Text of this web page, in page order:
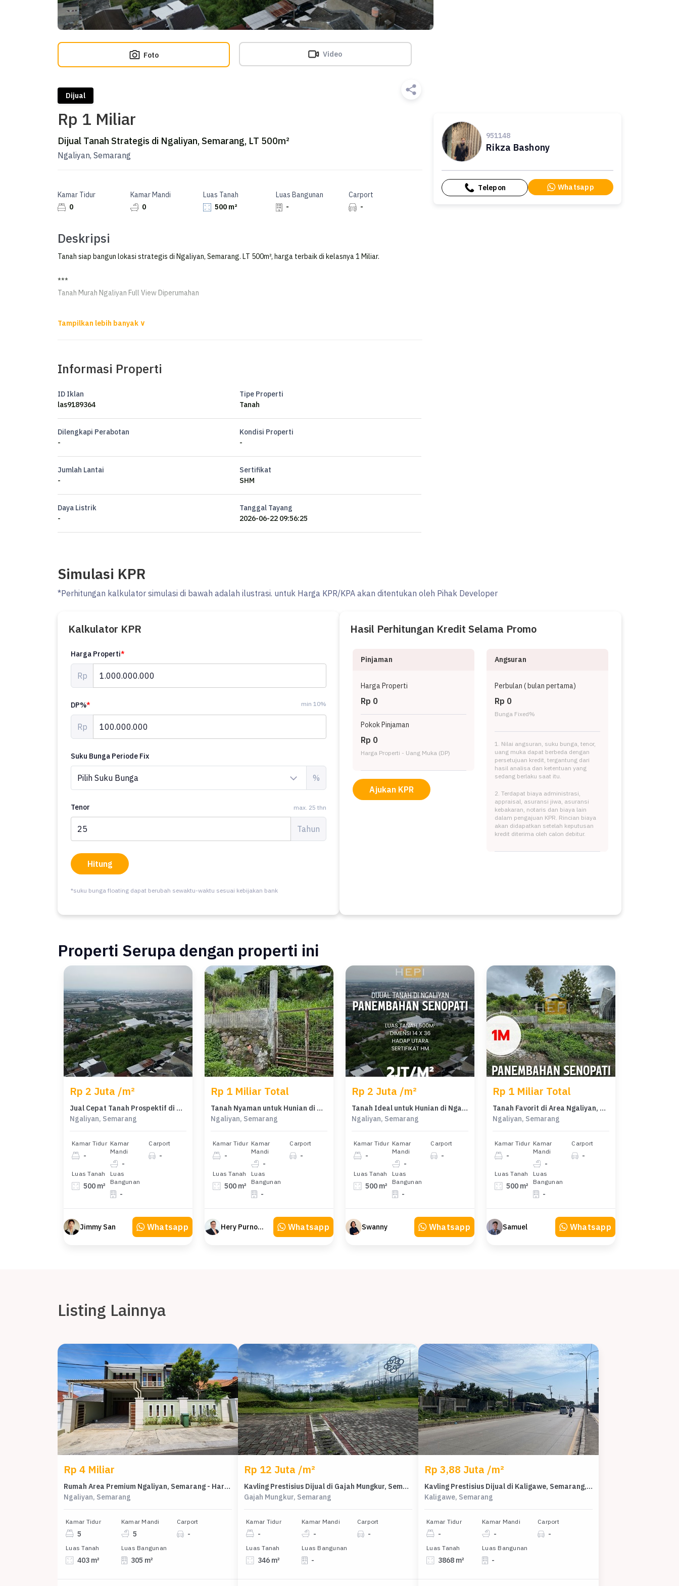
Foto Video
Dijual
Rp 1 Miliar
Dijual Tanah Strategis di Ngaliyan, Semarang, LT 500m²
Ngaliyan, Semarang
Kamar Tidur
0
Kamar Mandi
0
Luas Tanah
500 m²
Luas Bangunan
-
Carport
-
Deskripsi
Tanah siap bangun lokasi strategis di Ngaliyan, Semarang. LT 500m², harga terbaik di kelasnya 1 Miliar.
***
Tanah Murah Ngaliyan Full View Diperumahan
Luas tanah 500m2
SHM
Full View Kota Semarang
Njop 2,8Milyar dijual 1Milyar saja (2 juta/m)
Jayen property
Informasi Properti
ID Iklan
las9189364
Tipe Properti
Tanah
Dilengkapi Perabotan
-
Kondisi Properti
-
Jumlah Lantai
-
Sertifikat
SHM
Daya Listrik
-
Tanggal Tayang
2026-06-22 09:56:25
951148
Rikza Bashony
Telepon Whatsapp
Simulasi KPR
*Perhitungan kalkulator simulasi di bawah adalah ilustrasi. untuk Harga KPR/KPA akan ditentukan oleh Pihak Developer
Kalkulator KPR
Harga Properti*
Rp
DP%* min 10%
Rp
Suku Bunga Periode Fix
%
Tenor max. 25 thn
Tahun
Hitung
*suku bunga floating dapat berubah sewaktu-waktu sesuai kebijakan bank
Hasil Perhitungan Kredit Selama Promo
Pinjaman
Harga Properti
Rp 0
Pokok Pinjaman
Rp 0
Harga Properti - Uang Muka (DP)
Ajukan KPR
Angsuran
Perbulan (bulan pertama)
Rp 0
Bunga Fixed%
1. Nilai angsuran, suku bunga, tenor,
uang muka dapat berbeda dengan
persetujuan kredit, tergantung dari
hasil analisa dan ketentuan yang
sedang berlaku saat itu.
2. Terdapat biaya administrasi,
appraisal, asuransi jiwa, asuransi
kebakaran, notaris dan biaya lain
dalam pengajuan KPR. Rincian biaya
akan didapatkan setelah keputusan
kredit diterima oleh calon debitur.
Properti Serupa dengan properti ini
Rp 2 Juta /m²
Jual Cepat Tanah Prospektif di Ngaliyan, Semarang, LT 500m²
Ngaliyan, Semarang
Kamar Tidur
-
Kamar
Mandi
-
Carport
-
Luas Tanah
500 m²
Luas
Bangunan
-
Jimmy San Whatsapp
Rp 1 Miliar Total
Tanah Nyaman untuk Hunian di Ngaliyan, Semarang, Luas 500m²
Ngaliyan, Semarang
Kamar Tidur
-
Kamar
Mandi
-
Carport
-
Luas Tanah
500 m²
Luas
Bangunan
-
Hery Purnomo Whatsapp
Rp 2 Juta /m²
Tanah Ideal untuk Hunian di Ngaliyan, Semarang, Luas 500m²
Ngaliyan, Semarang
Kamar Tidur
-
Kamar
Mandi
-
Carport
-
Luas Tanah
500 m²
Luas
Bangunan
-
Swanny Whatsapp
Rp 1 Miliar Total
Tanah Favorit di Area Ngaliyan, Semarang, LT 500m²
Ngaliyan, Semarang
Kamar Tidur
-
Kamar
Mandi
-
Carport
-
Luas Tanah
500 m²
Luas
Bangunan
-
Samuel Whatsapp
Listing Lainnya
Rp 4 Miliar
Rumah Area Premium Ngaliyan, Semarang - Harga Menarik 4 Miliar
Ngaliyan, Semarang
Kamar Tidur
5
Kamar Mandi
5
Carport
-
Luas Tanah
403 m²
Luas Bangunan
305 m²
Rp 12 Juta /m²
Kavling Prestisius Dijual di Gajah Mungkur, Semarang, Harga 4,15 Miliar
Gajah Mungkur, Semarang
Kamar Tidur
-
Kamar Mandi
-
Carport
-
Luas Tanah
346 m²
Luas Bangunan
-
Rp 3,88 Juta /m²
Kavling Prestisius Dijual di Kaligawe, Semarang, Harga 15 Miliar
Kaligawe, Semarang
Kamar Tidur
-
Kamar Mandi
-
Carport
-
Luas Tanah
3868 m²
Luas Bangunan
-